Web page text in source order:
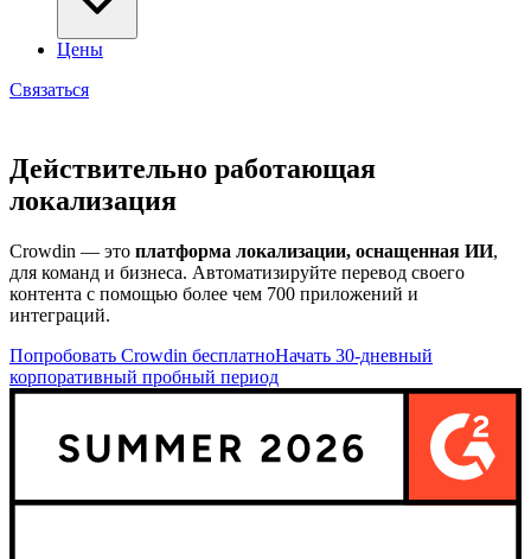
Цены
Связаться
Действительно работающая
локализация
Crowdin — это платформа локализации, оснащенная ИИ,
для команд и бизнеса. Автоматизируйте перевод своего
контента с помощью более чем 700 приложений и
интеграций.
Попробовать Crowdin бесплатноНачать 30-дневный
корпоративный пробный период